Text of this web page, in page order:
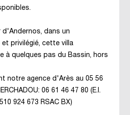
d'Andernos, dans un
et privilégié, cette villa
à quelques pas du Bassin, hors
notre agence d'Arès au 05 56
06 61 46 47 80 (E.I.
924 673 RSAC BX)